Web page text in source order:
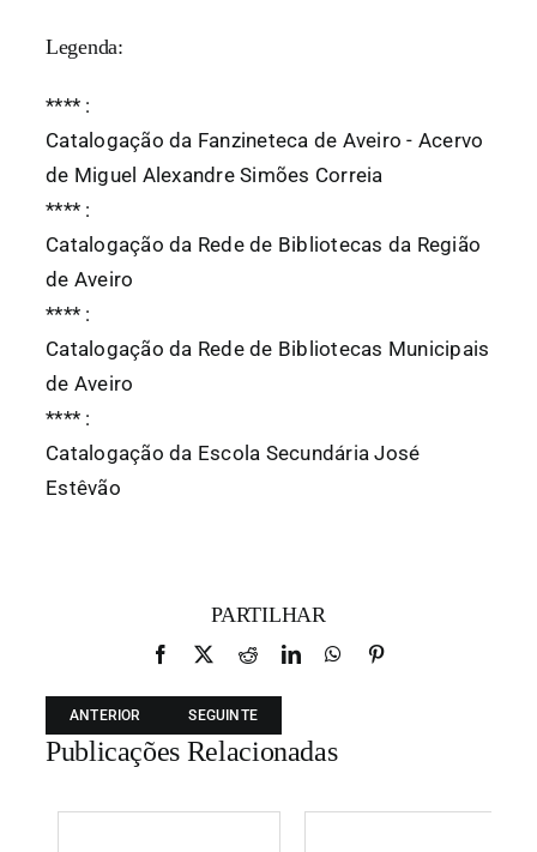
Legenda:
**** :
Catalogação da Fanzineteca de Aveiro - Acervo
de Miguel Alexandre Simões Correia
**** :
Catalogação da Rede de Bibliotecas da Região
de Aveiro
**** :
Catalogação da Rede de Bibliotecas Municipais
de Aveiro
**** :
Catalogação da Escola Secundária José
Estêvão
PARTILHAR
Facebook RedditLinkedInWhatsAppPinterest
ANTERIOR SEGUINTE
Publicações Relacionadas